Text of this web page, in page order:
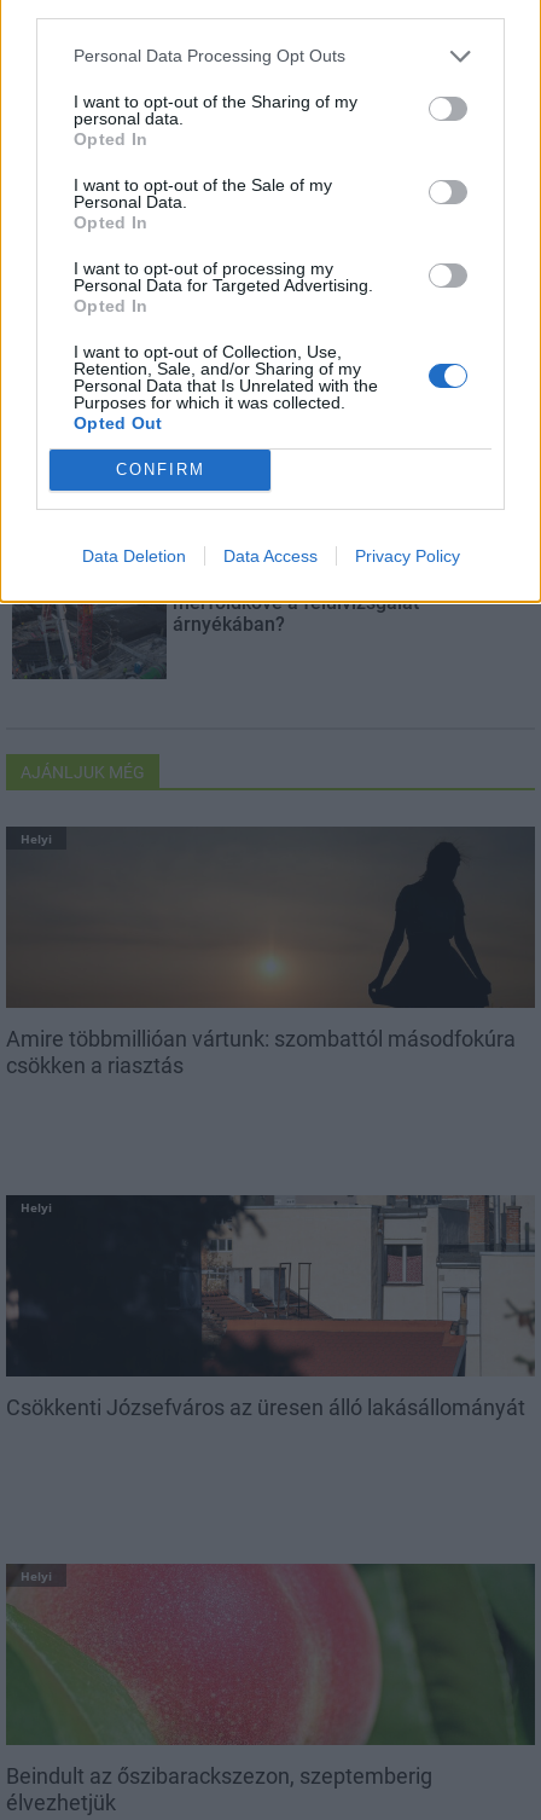
Personal Data Processing Opt Outs
I want to opt-out of the Sharing of my
personal data.
Opted In
I want to opt-out of the Sale of my
Personal Data.
Opted In
I want to opt-out of processing my
Personal Data for Targeted Advertising.
Opted In
I want to opt-out of Collection, Use,
Retention, Sale, and/or Sharing of my
Personal Data that Is Unrelated with the
Purposes for which it was collected.
Opted Out
CONFIRM
Data Deletion Data Access Privacy Policy
Tizenegy meglévő csomópontot korszerűsít és négy új,
különszintű csomópontot hoz létre az MKIF az M1-es
bővítésénél.
Új gyalogosátkelők és jelzőlámpás
csomópont épül Angyalföldön
iskoláját
Látványos építési szakasz indult be a
Flórián téri felüljárón
mérföldköve a felülvizsgálat
árnyékában?
AJÁNLJUK MÉG
Helyi
Amire többmillióan vártunk: szombattól másodfokúra
csökken a riasztás
Helyi
Csökkenti Józsefváros az üresen álló lakásállományát
Helyi
Beindult az őszibarackszezon, szeptemberig
élvezhetjük